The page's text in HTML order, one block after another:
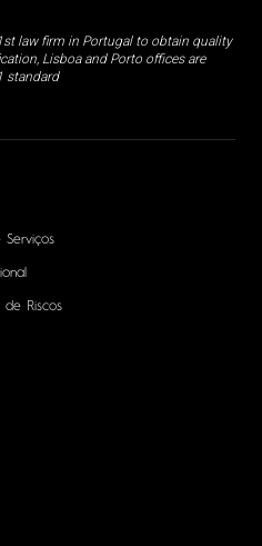
law firm in Portugal to obtain quality
Lisboa and Porto offices are
standard
Serviços
de Riscos